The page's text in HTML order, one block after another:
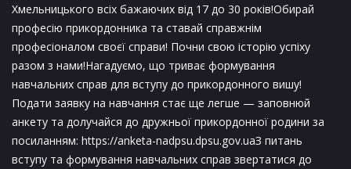
Хмельницького всіх бажаючих від 17 до 30 років!Обирай
професію прикордонника та ставай справжнім
професіоналом своєї справи! Почни свою історію успіху
разом з нами!Нагадуємо, що триває формування
навчальних справ для вступу до прикордонного вишу!
Подати заявку на навчання стає ще легше — заповнюй
анкету та долучайся до дружньої прикордонної родини за
посиланням: https://anketa-nadpsu.dpsu.gov.uaЗ питань
вступу та формування навчальних справ звертатися до